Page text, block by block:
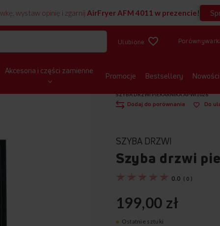
wystaw opinię i zgarnij AirFryer AFM 4011 w prezencie!
Ulubione
Akcesoria i części zamienne Promocje Bestsellery Nowości
SZYBA DRZWI PIEKARNIKA APWI1026
Dodaj do porównania Do
SZYBA DRZWI
Szyba drzwi
0.0 ( 0 )
199,00 zł
Ostatnie sztuki